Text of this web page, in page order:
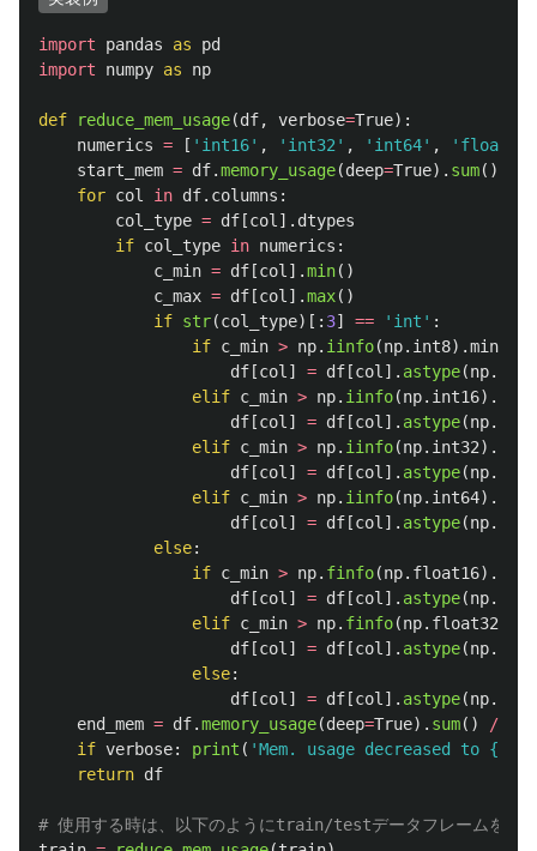
import pandas as
pd
import
numpy as np
def reduce_mem_usage(df, verbose=True):
numerics = [ ' int16' , ' int32' , ' int64' , ' float16
start_mem = df.memory_usage(deep=True). sum()
for col in df. columns :
col_type = df [col]. dtypes
if col_type in numerics :
c_min = df [col].min()
c_max = df [col].max()
if str(col_type)[: 3] == ' int ' :
if c_min > np. iinfo(np. int8).min
df [col] = df [col]. astype(np.
elif c_min > np. iinfo(np. int16).
df [col] = df [col]. astype(np.
elif c_min > np. iinfo(np. int32).
df [col] = df [col]. astype(np.
elif c_min > np. iinfo(np. int64).
df [col] = df [col]. astype(np.
else:
if c_min > np. finfo(np. float16).
df [col] = df [col]. astype(np.
elif c_min > np. finfo(np. float32
df [col] = df [col]. astype(np.
else:
df [col] = df [col]. astype(np.
end_mem = df.memory_usage(deep=True). sum() /
if verbose: print ( 'Mem. usage decreased to
return df